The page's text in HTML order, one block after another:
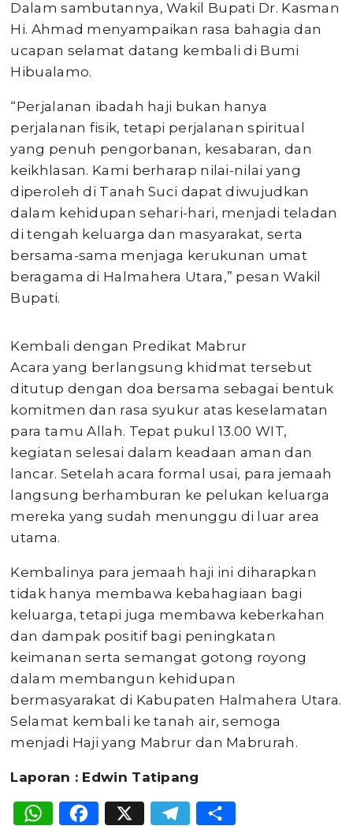
Dalam sambutannya, Wakil Bupati Dr. Kasman
Hi. Ahmad menyampaikan rasa bahagia dan
ucapan selamat datang kembali di Bumi
Hibualamo.
“Perjalanan ibadah haji bukan hanya
perjalanan fisik, tetapi perjalanan spiritual
yang penuh pengorbanan, kesabaran, dan
keikhlasan. Kami berharap nilai-nilai yang
diperoleh di Tanah Suci dapat diwujudkan
dalam kehidupan sehari-hari, menjadi teladan
di tengah keluarga dan masyarakat, serta
bersama-sama menjaga kerukunan umat
beragama di Halmahera Utara,” pesan Wakil
Bupati.
Kembali dengan Predikat Mabrur
Acara yang berlangsung khidmat tersebut
ditutup dengan doa bersama sebagai bentuk
komitmen dan rasa syukur atas keselamatan
para tamu Allah. Tepat pukul 13.00 WIT,
kegiatan selesai dalam keadaan aman dan
lancar. Setelah acara formal usai, para jemaah
langsung berhamburan ke pelukan keluarga
mereka yang sudah menunggu di luar area
utama.
Kembalinya para jemaah haji ini diharapkan
tidak hanya membawa kebahagiaan bagi
keluarga, tetapi juga membawa keberkahan
dan dampak positif bagi peningkatan
keimanan serta semangat gotong royong
dalam membangun kehidupan
bermasyarakat di Kabupaten Halmahera Utara.
Selamat kembali ke tanah air, semoga
menjadi Haji yang Mabrur dan Mabrurah.
Laporan : Edwin Tatipang
WhatsApp
Facebook
X Telegram